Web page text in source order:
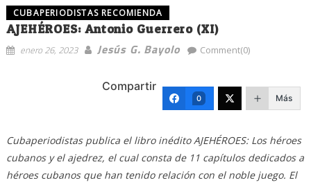
CUBAPERIODISTAS RECOMIENDA
AJEHÉROES: Antonio Guerrero (XI)
enero 26, 2023 Jesús G. Bayolo Comment(0)
Compartir
0 Más
Cubaperiodistas publica el libro inédito AJEHÉROES: Los héroes
cubanos y el ajedrez, el cual consta de 11 capítulos dedicados a
héroes cubanos que han tenido relación con el noble juego. El